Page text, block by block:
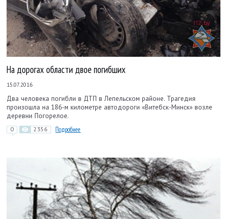
На дорогах области двое погибших
15.07.2016
Два человека погибли в ДТП в Лепельском районе. Трагедия
произошла на 186-м километре автодороги «Витебск-Минск» возле
деревни Погорелое.
0 2356 Подробнее